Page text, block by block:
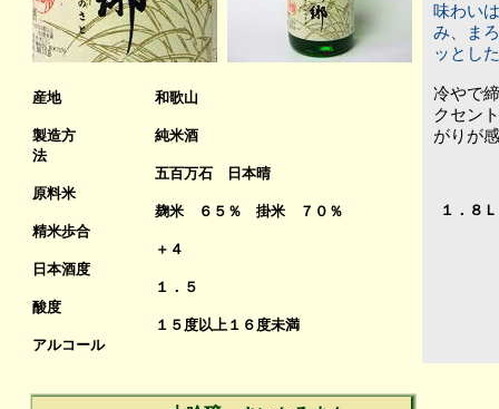
味わい
み、ま
ッとし
冷やで
クセン
がりが
１．８
産地
製造方
法
原料米
精米歩合
日本酒度
酸度
アルコール
和歌山
純米酒
五百万石 日本晴
麹米 ６５％ 掛米 ７０％
＋４
１．５
１５度以上１６度未満